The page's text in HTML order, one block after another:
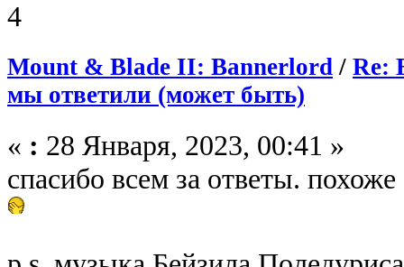
4
Mount & Blade II: Bannerlord / Re:
мы ответили (может быть)
« : 28 Января, 2023, 00:41 »
спасибо всем за ответы.